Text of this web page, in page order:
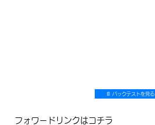
フォワードリンクはコチラ
📄 バックテストを見る